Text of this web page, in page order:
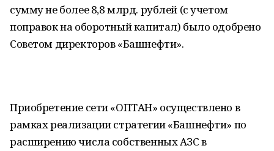
сумму не более 8,8 млрд. рублей (с учетом
поправок на оборотный капитал) было одобрено
Советом директоров «Башнефти».
Приобретение сети «ОПТАН» осуществлено в
рамках реализации стратегии «Башнефти» по
расширению числа собственных АЗС в